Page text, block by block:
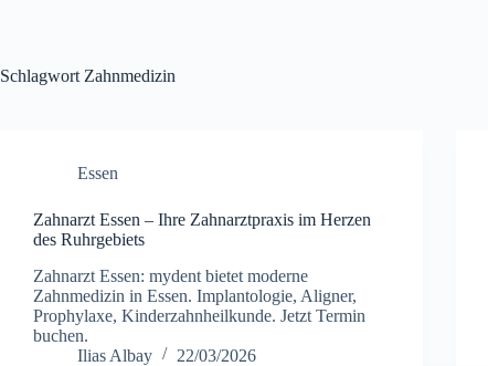
Schlagwort Zahnmedizin
Essen
Zahnarzt Essen – Ihre Zahnarztpraxis im Herzen
des Ruhrgebiets
Zahnarzt Essen: mydent bietet moderne
Zahnmedizin in Essen. Implantologie, Aligner,
Prophylaxe, Kinderzahnheilkunde. Jetzt Termin
buchen.
Ilias Albay
22/03/2026